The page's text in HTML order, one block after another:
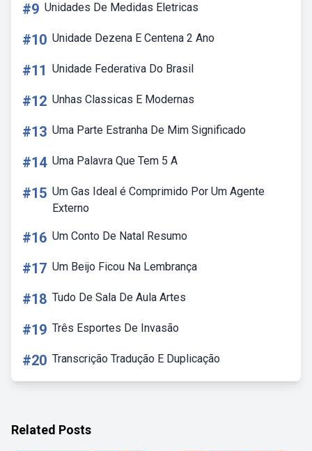
#9 Unidades De Medidas Eletricas
#10 Unidade Dezena E Centena 2 Ano
#11 Unidade Federativa Do Brasil
#12 Unhas Classicas E Modernas
#13 Uma Parte Estranha De Mim Significado
#14 Uma Palavra Que Tem 5 A
#15 Um Gas Ideal é Comprimido Por Um Agente
Externo
#16 Um Conto De Natal Resumo
#17 Um Beijo Ficou Na Lembrança
#18 Tudo De Sala De Aula Artes
#19 Três Esportes De Invasão
#20 Transcrição Tradução E Duplicação
Related Posts